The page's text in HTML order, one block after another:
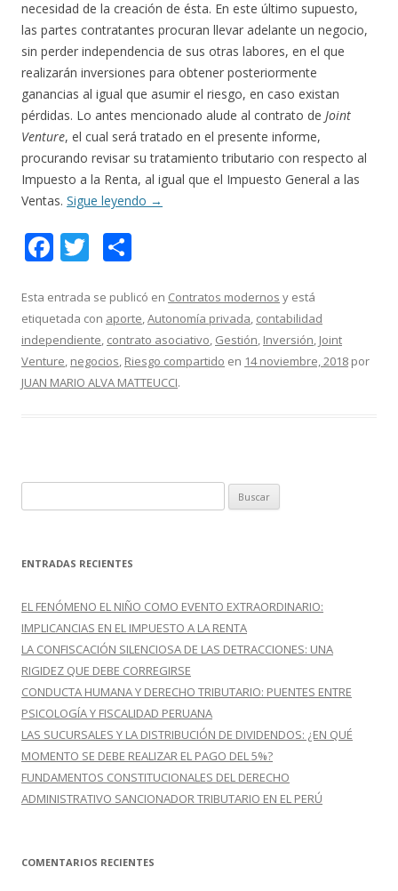
necesidad de la creación de ésta. En este último supuesto,
las partes contratantes procuran llevar adelante un negocio,
sin perder independencia de sus otras labores, en el que
realizarán inversiones para obtener posteriormente
ganancias al igual que asumir el riesgo, en caso existan
pérdidas. Lo antes mencionado alude al contrato de Joint
Venture, el cual será tratado en el presente informe,
procurando revisar su tratamiento tributario con respecto al
Impuesto a la Renta, al igual que el Impuesto General a las
Ventas. Sigue leyendo →
F
e
b
o
o
T
itt
er
m
p
ar
ti
Esta entrada se publicó en Contratos modernos y está
etiquetada con aporte,Autonomía privada, contabilidad
independiente, contrato asociativo, Gestión, Inversión, Joint
Venture, negocios, Riesgo compartido en 14 noviembre, 2018 por
JUAN MARIO ALVA MATTEUCCI.
u
c
r
:
ENTRADAS RECIENTES
EL FENÓMENO EL NIÑO COMO EVENTO EXTRAORDINARIO:
IMPLICANCIAS EN EL IMPUESTO A LA RENTA
LA CONFISCACIÓN SILENCIOSA DE LAS DETRACCIONES: UNA
RIGIDEZ QUE DEBE CORREGIRSE
CONDUCTA HUMANA Y DERECHO TRIBUTARIO: PUENTES ENTRE
PSICOLOGÍA Y FISCALIDAD PERUANA
LAS SUCURSALES Y LA DISTRIBUCIÓN DE DIVIDENDOS: ¿EN QUÉ
MOMENTO SE DEBE REALIZAR EL PAGO DEL 5%?
FUNDAMENTOS CONSTITUCIONALES DEL DERECHO
ADMINISTRATIVO SANCIONADOR TRIBUTARIO EN EL PERÚ
COMENTARIOS RECIENTES